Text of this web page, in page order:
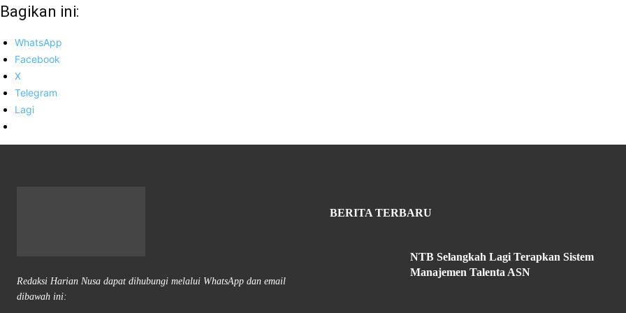
Bagikan ini:
WhatsApp
Facebook
X
Telegram
Lagi
Redaksi Harian Nusa dapat dihubungi melalui WhatsApp dan email
dibawah ini:
BERITA TERBARU
NTB Selangkah Lagi Terapkan Sistem
Manajemen Talenta ASN